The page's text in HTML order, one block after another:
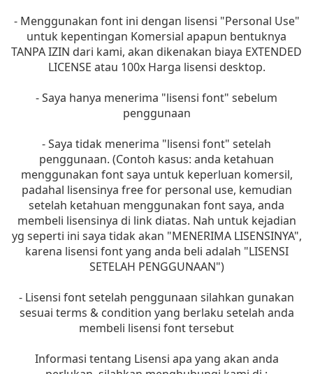
- Menggunakan font ini dengan lisensi "Personal Use"
untuk kepentingan Komersial apapun bentuknya
TANPA IZIN dari kami, akan dikenakan biaya EXTENDED
LICENSE atau 100x Harga lisensi desktop.
- Saya hanya menerima "lisensi font" sebelum
penggunaan
- Saya tidak menerima "lisensi font" setelah
penggunaan. (Contoh kasus: anda ketahuan
menggunakan font saya untuk keperluan komersil,
padahal lisensinya free for personal use, kemudian
setelah ketahuan menggunakan font saya, anda
membeli lisensinya di link diatas. Nah untuk kejadian
yg seperti ini saya tidak akan "MENERIMA LISENSINYA",
karena lisensi font yang anda beli adalah "LISENSI
SETELAH PENGGUNAAN")
- Lisensi font setelah penggunaan silahkan gunakan
sesuai terms & condition yang berlaku setelah anda
membeli lisensi font tersebut
Informasi tentang Lisensi apa yang akan anda